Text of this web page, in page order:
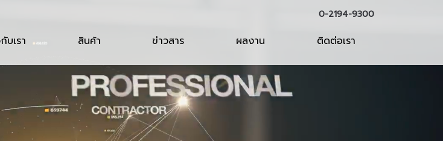
0-2194-9300
บเรา สินค้า ข่าวสาร ผลงาน ติดต่อเรา